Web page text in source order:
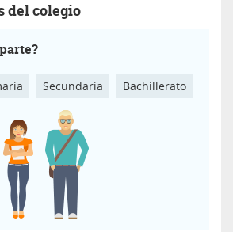
del colegio
Secundaria Bachillerato